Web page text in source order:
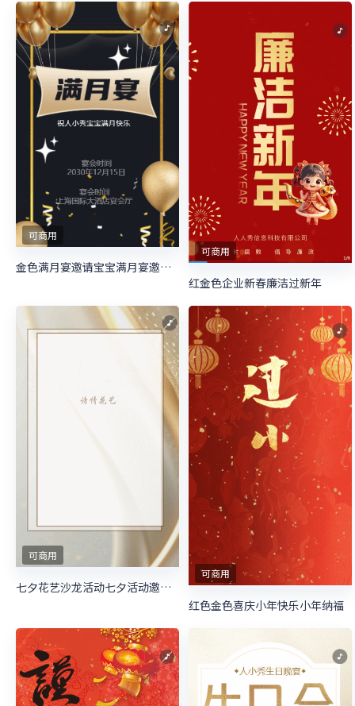
可商用
金色满月宴邀请宝宝满月宴邀请函
可商用
红金色企业新春廉洁过新年
可商用
七夕花艺沙龙活动七夕活动邀请函花艺插花沙龙活动
可商用
红色金色喜庆小年快乐小年纳福